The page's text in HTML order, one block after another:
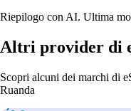
Riepilogo con AI. Ultima
Altri provider di
Scopri alcuni dei marchi di
Ruanda